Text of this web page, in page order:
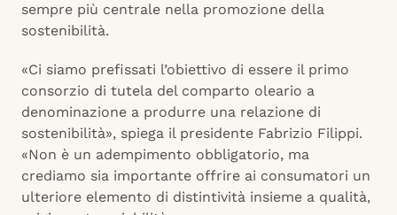
sempre più centrale nella promozione della
sostenibilità.
«Ci siamo prefissati l’obiettivo di essere il primo
consorzio di tutela del comparto oleario a
denominazione a produrre una relazione di
sostenibilità», spiega il presidente Fabrizio Filippi.
«Non è un adempimento obbligatorio, ma
crediamo sia importante offrire ai consumatori un
ulteriore elemento di distintività insieme a qualità,